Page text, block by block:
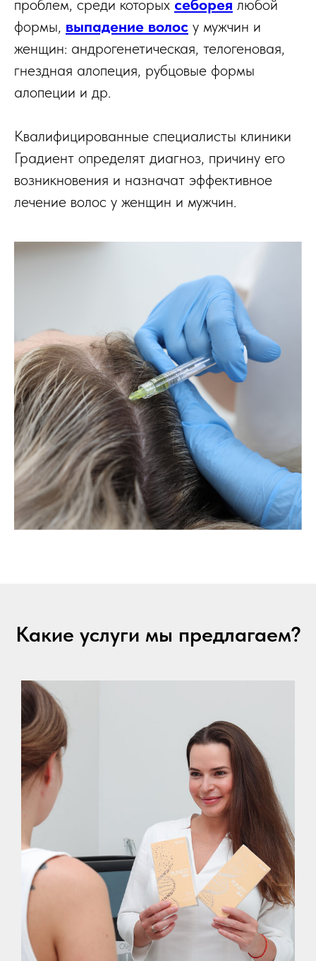
проблем, среди которых себорея любой
формы, выпадение волос у мужчин и
женщин: андрогенетическая, телогеновая,
гнездная алопеция, рубцовые формы
алопеции и др.
Квалифицированные специалисты клиники
Градиент определят диагноз, причину его
возникновения и назначат эффективное
лечение волос у женщин и мужчин.
Какие услуги мы предлагаем?